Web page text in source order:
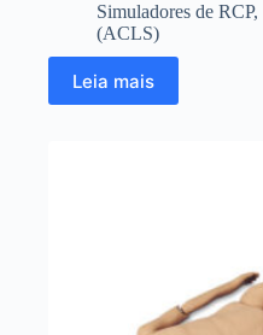
Simuladores de RCP,
(ACLS)
Leia mais